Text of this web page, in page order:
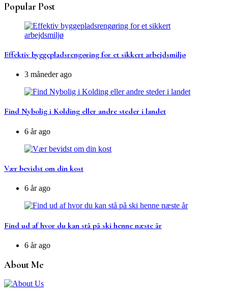
Popular Post
Effektiv byggepladsrengøring for et sikkert arbejdsmiljø
3 måneder ago
Find Nybolig i Kolding eller andre steder i landet
6 år ago
Vær bevidst om din kost
6 år ago
Find ud af hvor du kan stå på ski henne næste år
6 år ago
About Me